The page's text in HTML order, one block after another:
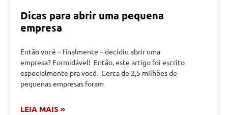
Dicas para abrir uma pequena
empresa
Então você – finalmente – decidiu abrir uma
empresa? Formidável! Então, este artigo foi escrito
especialmente pra você. Cerca de 2,5 milhões de
pequenas empresas foram
LEIA MAIS »